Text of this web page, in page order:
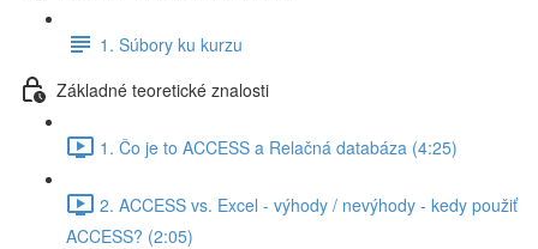
1. Súbory ku kurzu
Základné teoretické znalosti
1. Čo je to ACCESS a Relačná databáza (4:25)
2. ACCESS vs. Excel - výhody / nevýhody - kedy použiť
ACCESS? (2:05)